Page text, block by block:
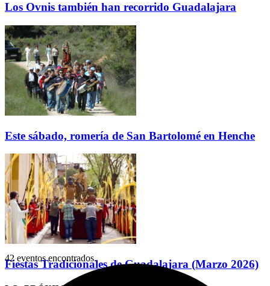
Los Ovnis también han recorrido Guadalajara
Este sábado, romería de San Bartolomé en Henche
Fiestas Tradicionales de Guadalajara (Marzo 2026)
42 eventos encontrados.